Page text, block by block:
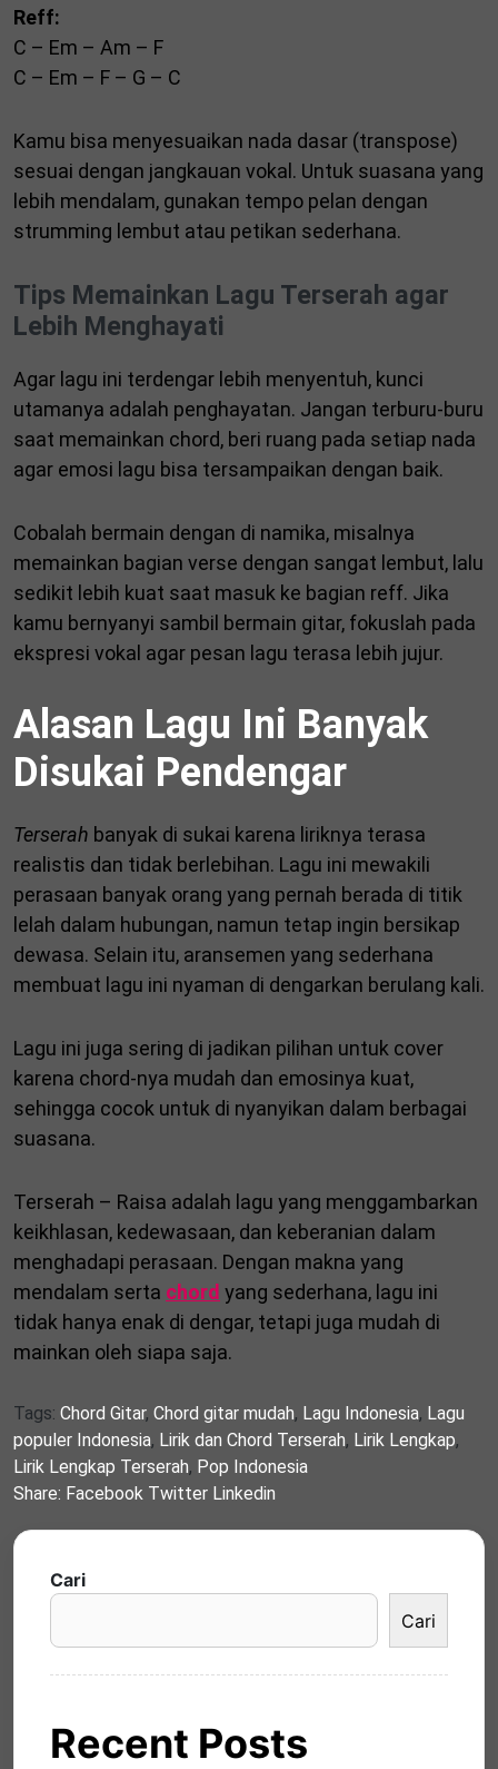
Reff:
C – Em – Am – F
C – Em – F – G – C
Kamu bisa menyesuaikan nada dasar (transpose)
sesuai dengan jangkauan vokal. Untuk suasana yang
lebih mendalam, gunakan tempo pelan dengan
strumming lembut atau petikan sederhana.
Tips Memainkan Lagu Terserah agar
Lebih Menghayati
Agar lagu ini terdengar lebih menyentuh, kunci
utamanya adalah penghayatan. Jangan terburu-buru
saat memainkan chord, beri ruang pada setiap nada
agar emosi lagu bisa tersampaikan dengan baik.
Cobalah bermain dengan di namika, misalnya
memainkan bagian verse dengan sangat lembut, lalu
sedikit lebih kuat saat masuk ke bagian reff. Jika
kamu bernyanyi sambil bermain gitar, fokuslah pada
ekspresi vokal agar pesan lagu terasa lebih jujur.
Alasan Lagu Ini Banyak
Disukai Pendengar
Terserah banyak di sukai karena liriknya terasa
realistis dan tidak berlebihan. Lagu ini mewakili
perasaan banyak orang yang pernah berada di titik
lelah dalam hubungan, namun tetap ingin bersikap
dewasa. Selain itu, aransemen yang sederhana
membuat lagu ini nyaman di dengarkan berulang kali.
Lagu ini juga sering di jadikan pilihan untuk cover
karena chord-nya mudah dan emosinya kuat,
sehingga cocok untuk di nyanyikan dalam berbagai
suasana.
Terserah – Raisa adalah lagu yang menggambarkan
keikhlasan, kedewasaan, dan keberanian dalam
menghadapi perasaan. Dengan makna yang
mendalam serta chord yang sederhana, lagu ini
tidak hanya enak di dengar, tetapi juga mudah di
mainkan oleh siapa saja.
Tags: Chord Gitar, Chord gitar mudah, Lagu Indonesia, Lagu
populer Indonesia, Lirik dan Chord Terserah, Lirik Lengkap,
Lirik Lengkap Terserah, Pop Indonesia
Share: Facebook Twitter Linkedin
Cari
Cari
Recent Posts